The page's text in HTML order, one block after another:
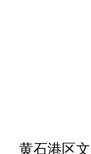
黄石港区